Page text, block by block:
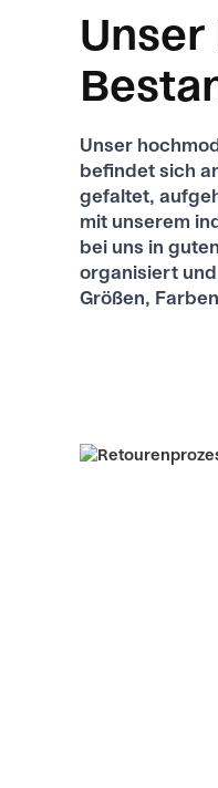
Unser
Unser
befindet sich
gefaltet,
mit unserem
bei uns in
organisiert
Größen,